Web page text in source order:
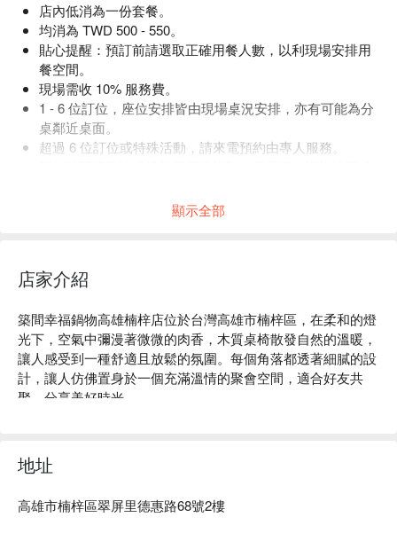
店內低消為一份套餐。
均消為 TWD 500 - 550。
貼心提醒：預訂前請選取正確用餐人數，以利現場安排用
餐空間。
現場需收 10% 服務費。
1 - 6 位訂位，座位安排皆由現場桌況安排，亦有可能為分
桌鄰近桌面。
超過 6 位訂位或特殊活動，請來電預約由專人服務。
顯示全部
店家介紹
築間幸福鍋物高雄楠梓店位於台灣高雄市楠梓區，在柔和的燈
光下，空氣中彌漫著微微的肉香，木質桌椅散發自然的溫暖，
讓人感受到一種舒適且放鬆的氛圍。每個角落都透著細膩的設
計，讓人仿佛置身於一個充滿溫情的聚會空間，適合好友共
聚、分享美好時光。
底成為了提升用餐體驗的完美催化劑。這些特色佳餚不僅豐富
了味蕾，也讓每一場聚會變得更加難忘。
🤩 玩樂情報
地址
高雄市楠梓區翠屏里德惠路68號2樓